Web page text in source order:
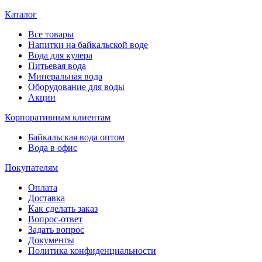
Каталог
Все товары
Напитки на байкальской воде
Вода для кулера
Питьевая вода
Минеральная вода
Оборудование для воды
Акции
Корпоративным клиентам
Байкальская вода оптом
Вода в офис
Покупателям
Оплата
Доставка
Как сделать заказ
Вопрос-ответ
Задать вопрос
Документы
Политика конфиденциальности